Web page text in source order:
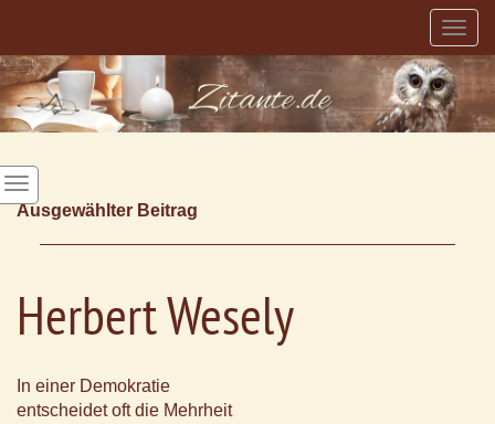
Ausgewählter Beitrag
Herbert Wesely
In einer Demokratie
entscheidet oft die Mehrheit